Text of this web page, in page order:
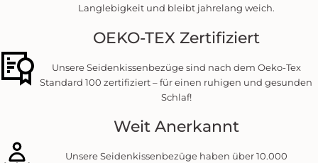
Langlebigkeit und bleibt jahrelang weich.
OEKO-TEX Zertifiziert
Unsere Seidenkissenbezüge sind nach dem Oeko-Tex
Standard 100 zertifiziert – für einen ruhigen und gesunden
Schlaf!
Weit Anerkannt
Unsere Seidenkissenbezüge haben über 10.000